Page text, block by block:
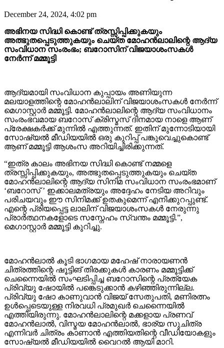
December 24, 2024, 4:02 pm
അഭിനയ സിദ്ധി കൊണ്ട് ത്രസ്സിപ്പിക്കുകയും
അത്ഭുതപ്പെടുത്തുകയും ചെയ്ത മോഹൻലാലിന്റെ ആദ്യ
സംവിധാന സംരംഭം; ബറോസിന് വിജയാശംസകൾ
നേർന്ന് മമ്മൂട്ടി
ആദ്യമായി സംവിധാന കുപ്പായം അണിയുന്ന
മലയാളത്തിന്റെ മോഹൻലാലിന് വിജയാശംസകൾ നേർന്ന്
മെഗാസ്റ്റാർ മമ്മൂട്ടി. മോഹൻലാലിന്റെ ആദ്യ സംവിധാനം
സംരംഭവമായ ബറോസ് ക്രിസ്മസ് ദിനമായ നാളെ ആണ്
പ്രേക്ഷകർക്ക് മുന്നിൽ എത്തുന്നത്. ഇതിന് മുന്നോടിയായി
സോഷ്യൽ മീഡിയയിൽ ഒരു കുറിപ്പ് പങ്കുവെച്ചുകൊണ്ട്
ആണ് മമ്മൂട്ടി ആശംസ അറിയിച്ചിരിക്കുന്നത്.
“ഇത്ര കാലം അഭിനയ സിദ്ധി കൊണ്ട് നമ്മളെ
ത്രസ്സിപ്പിക്കുകയും, അത്ഭുതപ്പെടുത്തുകയും ചെയ്ത
മോഹൻലാലിന്റെ ആദ്യ സിനിമ സംവിധാന സംരംഭമാണ്
‘ബറോസ് ’ ഇക്കാലമത്രയും അദ്ദേഹം നേടിയ അറിവും
പരിചയവും ഈ സിനിമക്ക് ഉതകുമെന്ന് എനിക്കുറപ്പുണ്ട്.
എന്റെ പ്രിയപ്പെട്ട ലാലിന് വിജയാശംസകൾ നേരുന്നു
പ്രാർത്ഥനകളോടെ സസ്നേഹം സ്വന്തം മമ്മൂട്ടി.”,
മെഗാസ്റ്റാർ മമ്മൂട്ടി കുറിച്ചു.
മോഹൻലാൽ കൂടി ഭാഗമായ മഹേഷ് നാരായണൻ
ചിത്രത്തിന്റെ ഷൂട്ടിങ് തിരക്കുകൾ കാരണം മമ്മൂട്ടിക്ക്
ചെന്നൈയിൽ സംഘടിപ്പിച്ച ബറോസിന്റെ പ്രത്യേക
പ്രിവ്യു ഷോയിൽ പങ്കെടുക്കാൻ കഴിഞ്ഞിരുന്നില്ല.
പ്രിവ്യു ഷോ കാണുവാൻ വിജയ് സേതുപതി, മണിരത്നം
ഉൾപ്പെടെയുള്ള നിരവധി പ്രമുഖർ ചെന്നൈയിൽ
എത്തിയിരുന്നു. മോഹൻലാലിന്റെ മക്കളായ പ്രണവ്
മോഹൻലാൽ, വിസ്മയ മോഹൻലാൽ, ഭാര്യ സുചിത്ര
എന്നിവർ ചിത്രം കാണാൻ എത്തിയതിന്റെ വീഡിയോകളും
സോഷ്യൽ മീഡിയയിൽ വൈറൽ ആയി മാറി.